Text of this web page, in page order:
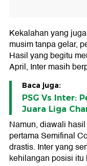
Kekalahan yang
musim tanpa gelar,
Hasil yang begitu
April, Inter masih
Baca juga:
PSG Vs Inter:
Juara Liga
Namun, diawali
pertama Semifinal
drastis. Inter yang
kehilangan posisi